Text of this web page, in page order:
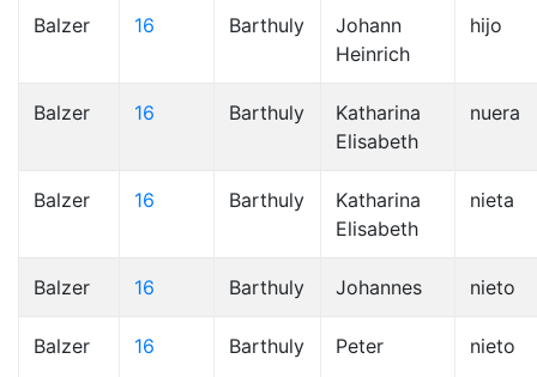
Balzer 16 Barthuly
Johann
Heinrich
hijo
Balzer 16 Barthuly
Katharina
Elisabeth
nuera
Balzer 16 Barthuly
Katharina
Elisabeth
nieta
Balzer 16 Barthuly Johannes nieto
Balzer 16 Barthuly Peter nieto